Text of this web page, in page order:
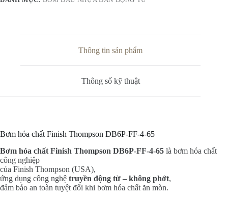
Thông tin sản phẩm
Thông số kỹ thuật
Bơm hóa chất Finish Thompson DB6P-FF-4-65
Bơm hóa chất Finish Thompson DB6P-FF-4-65 là bơm hóa chất
công nghiệp
của Finish Thompson (USA),
ứng dụng công nghệ truyền động từ – không phớt,
đảm bảo an toàn tuyệt đối khi bơm hóa chất ăn mòn.